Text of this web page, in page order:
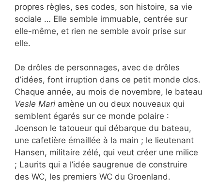
propres règles, ses codes, son histoire, sa vie
sociale … Elle semble immuable, centrée sur
elle-même, et rien ne semble avoir prise sur
elle.
De drôles de personnages, avec de drôles
d’idées, font irruption dans ce petit monde clos.
Chaque année, au mois de novembre, le bateau
Vesle Mari amène un ou deux nouveaux qui
semblent égarés sur ce monde polaire :
Joenson le tatoueur qui débarque du bateau,
une cafetière émaillée à la main ; le lieutenant
Hansen, militaire zélé, qui veut créer une milice
; Laurits qui a l’idée saugrenue de construire
des WC, les premiers WC du Groenland.